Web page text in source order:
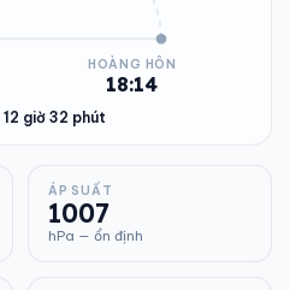
HOÀNG HÔN
18:14
12 giờ 32 phút
ÁP SUẤT
1007
hPa — ổn định